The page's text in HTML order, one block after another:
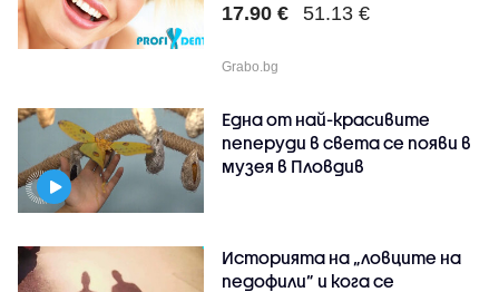
17.90 € 51.13 €
Grabo.bg
Една от най-красивите
пеперуди в света се появи в
музея в Пловдив
Историята на „ловците на
педофили” и кога се